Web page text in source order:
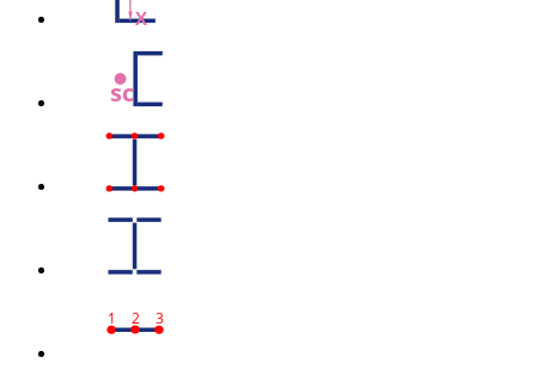
X
sc
1 2 3